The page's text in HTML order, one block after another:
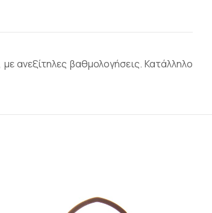
ανεξίτηλες βαθμολογήσεις. Κατάλληλο